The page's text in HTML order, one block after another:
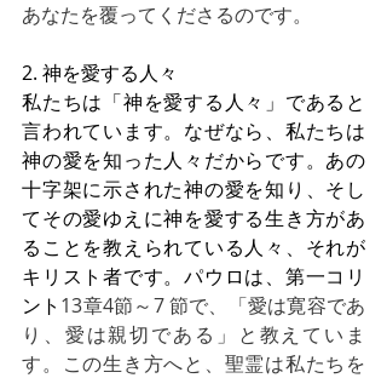
あなたを覆ってくださるのです。
2. 神を愛する人々
私たちは「神を愛する人々」であると
言われています。なぜなら、私たちは
神の愛を知った人々だからです。あの
十字架に示された神の愛を知り、そし
てその愛ゆえに神を愛する生き方があ
ることを教えられている人々、それが
キリスト者です。パウロは、第一コリ
ント 13章4節～7 節で、「愛は寛容であ
り、愛は親切である」と教えていま
す。この生き方へと、聖霊は私たちを